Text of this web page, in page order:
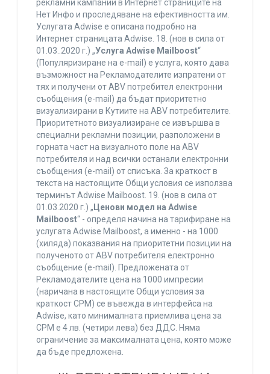
рекламни кампании в Интернет страниците на
Нет Инфо и проследяване на ефективността им.
Услугата Adwise е описана подробно на
Интернет страницата Adwise. 18. (нов в сила от
01.03..2020 г.) „Услуга Adwise Mailboost“
(Популяризиране на e-mail) е услуга, която дава
възможност на Рекламодателите изпратени от
тях и получени от ABV потребител електронни
съобщения (e-mail) да бъдат приоритетно
визуализирани в Кутиите на ABV потребителите.
Приоритетното визуализиране се извършва в
специални рекламни позиции, разположени в
горната част на визуалното поле на ABV
потребителя и над всички останали електронни
съобщения (e-mail) от списъка. За краткост в
текста на настоящите Общи условия се използва
терминът Adwise Mailboost. 19. (нов в сила от
01.03.2020 г.) „ Ценови модел на Adwise
Mailboost“ - определя начина на тарифиране на
услугата Adwise Mailboost, а именно - на 1000
(хиляда) показвания на приоритетни позиции на
полученото от ABV потребителя електронно
съобщение (e-mail). Предложената от
Рекламодателите цена на 1000 импресии
(наричана в настоящите Общи условия за
краткост CPM) се въвежда в интерфейса на
Adwise, като минималната приемлива цена за
CPM е 4 лв. (четири лева) без ДДС. Няма
ограничение за максималната цена, която може
да бъде предложена.